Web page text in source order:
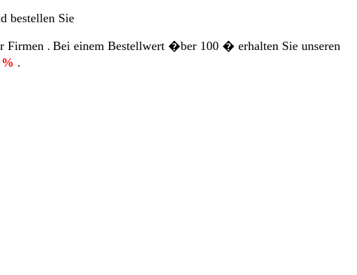
bestellen Sie
Firmen . Bei einem Bestellwert �ber 100 � erhalten Sie unseren
.